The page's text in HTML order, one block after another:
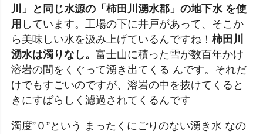
川」と同じ水源の「柿田川湧水郡」の地下水 を使
用 しています。工場の下に井戸があって、そこか
ら美味しい水を汲み上げているんですね！ 柿田川
湧水は濁りなし。 富士山に積った雪が数百年かけ
溶岩の間をくぐって湧き出てくる んです。それだ
けでもすごいのですが、溶岩の中を抜けてくると
きにすばらしく濾過されてくるんです
濁度”０”という まったくにごりのない湧き水 なの